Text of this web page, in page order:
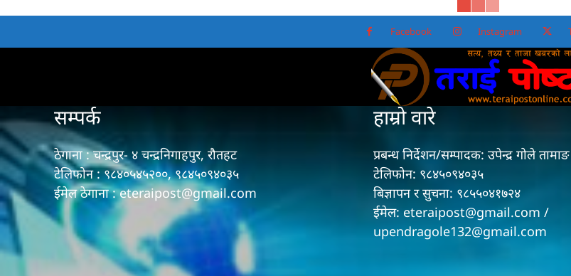
Facebook Instagram
सम्पर्क
ठेगाना : चन्द्रपुर- ४ चन्द्रनिगाहपुर, रौतहट
टेलिफोन : ९८४०५४५२००, ९८४५०९४०३५
ईमेल ठेगाना : eteraipost@gmail.com
हाम्रो वारे
प्रबन्ध निर्देशन/सम्पादक: उपेन्द्र गोले तामाङ
टेलिफोन: ९८४५०९४०३५
बिज्ञापन र सुचना: ९८५५०४१७२४
ईमेल: eteraipost@gmail.com /
upendragole132@gmail.com